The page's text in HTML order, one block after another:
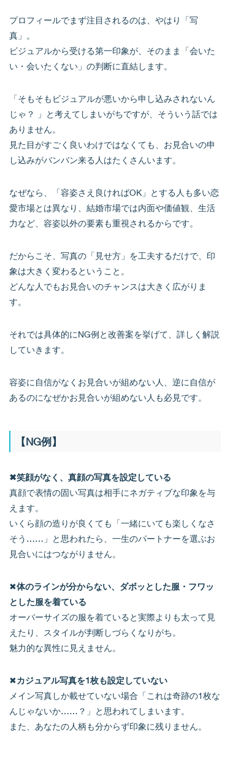
プロフィールでまず注目されるのは、やはり「写
真」。
ビジュアルから受ける第一印象が、そのまま「会いた
い・会いたくない」の判断に直結します。
「そもそもビジュアルが悪いから申し込みされないん
じゃ？ 」と考えてしまいがちですが、そういう話では
ありません。
見た目がすごく良いわけではなくても、お見合いの申
し込みがバンバン来る人はたくさんいます。
なぜなら、「容姿さえ良ければOK」とする人も多い恋
愛市場とは異なり、結婚市場では内面や価値観、生活
力など、容姿以外の要素も重視されるからです。
だからこそ、写真の「見せ方」を工夫するだけで、印
象は大きく変わるということ。
どんな人でもお見合いのチャンスは大きく広がりま
す。
それでは具体的にNG例と改善案を挙げて、詳しく解説
していきます。
容姿に自信がなくお見合いが組めない人、逆に自信が
あるのになぜかお見合いが組めない人も必見です。
【NG例】
✖笑顔がなく、真顔の写真を設定している
真顔で表情の固い写真は相手にネガティブな印象を与
えます。
いくら顔の造りが良くても「一緒にいても楽しくなさ
そう……」と思われたら、一生のパートナーを選ぶお
見合いにはつながりません。
✖体のラインが分からない、ダボッとした服・フワッ
とした服を着ている
オーバーサイズの服を着ていると実際よりも太って見
えたり、スタイルが判断しづらくなりがち。
魅力的な異性に見えません。
✖カジュアル写真を1枚も設定していない
メイン写真しか載せていない場合「これは奇跡の1枚な
んじゃないか……？」と思われてしまいます。
また、あなたの人柄も分からず印象に残りません。